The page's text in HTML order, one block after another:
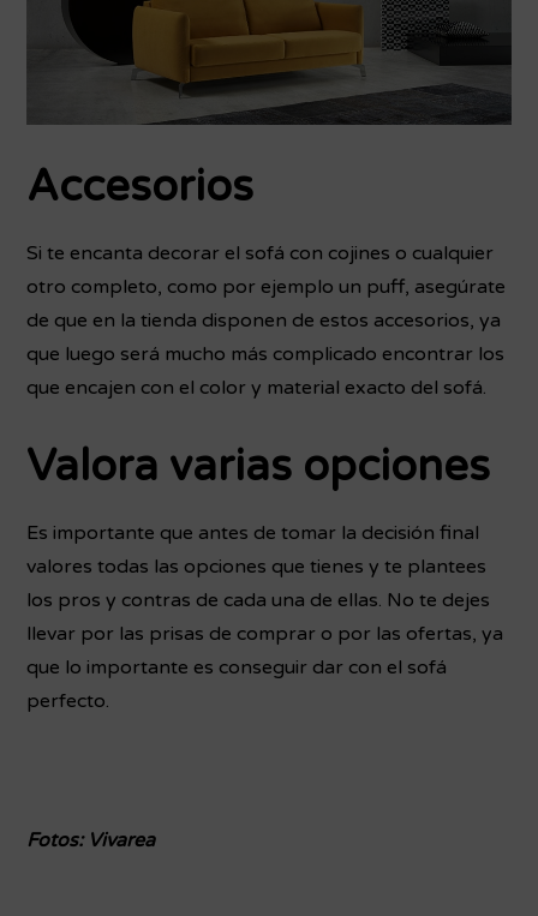
Accesorios
Si te encanta decorar el sofá con cojines o cualquier
otro completo, como por ejemplo un puff, asegúrate
de que en la tienda disponen de estos accesorios, ya
que luego será mucho más complicado encontrar los
que encajen con el color y material exacto del sofá.
Valora varias opciones
Es importante que antes de tomar la decisión final
valores todas las opciones que tienes y te plantees
los pros y contras de cada una de ellas. No te dejes
llevar por las prisas de comprar o por las ofertas, ya
que lo importante es conseguir dar con el sofá
perfecto.
Fotos: Vivarea